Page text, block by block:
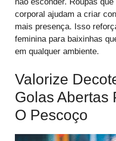
corporal ajudam a criar
mais presença. Isso
feminina para baixinhas
em qualquer ambiente.
Valorize
Golas Abertas
O Pescoço